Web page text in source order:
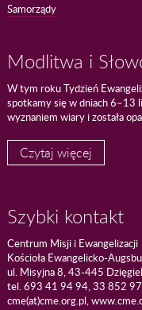
Samorządy
Modlitwa i
W tym roku Tydzień
spotkamy się w dniach 6–13
wyznaniem wiary i została
Czytaj więcej
Szybki kontakt
Centrum Misji i Ewangelizacji
Kościoła Ewangelicko-
ul. Misyjna 8, 43-445
tel. 693 41 94 94, 33 852
cme(at)cme.org.pl,